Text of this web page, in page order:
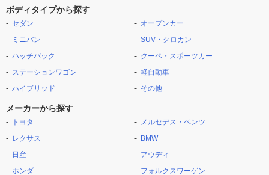
ボディタイプから探す
セダン
ミニバン
ハッチバック
ステーションワゴン
ハイブリッド
オープンカー
SUV・クロカン
クーペ・スポーツカー
軽自動車
その他
メーカーから探す
トヨタ
レクサス
日産
ホンダ
メルセデス・ベンツ
BMW
アウディ
フォルクスワーゲン